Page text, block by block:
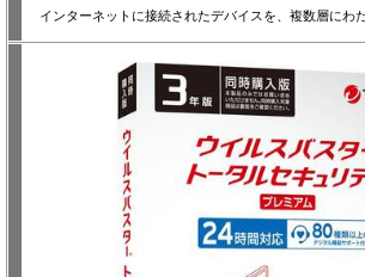
インターネットに接続されたデバイスを、複数層にわ